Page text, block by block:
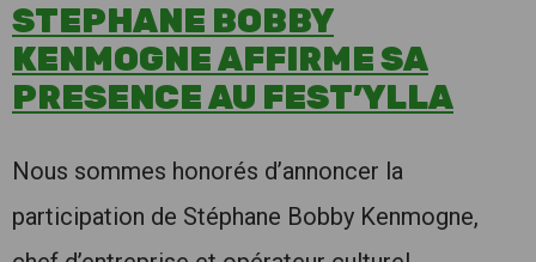
STEPHANE BOBBY
KENMOGNE AFFIRME SA
PRESENCE AU FEST’YLLA
Nous sommes honorés d’annoncer la
participation de Stéphane Bobby Kenmogne,